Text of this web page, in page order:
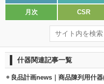
月次 CSR
什器関連記事一覧
良品計画news｜商品陳列用什